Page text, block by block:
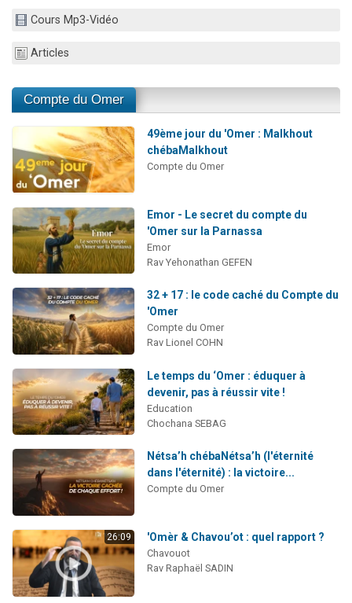
6 personnes viennent de nous rejoindre sur WhatsApp
Cours Mp3-Vidéo
Articles
Compte du Omer
49ème jour du 'Omer : Malkhout
chébaMalkhout
Compte du Omer
Emor - Le secret du compte du
'Omer sur la Parnassa
Emor
Rav Yehonathan GEFEN
32 + 17 : le code caché du Compte du
'Omer
Compte du Omer
Rav Lionel COHN
Le temps du ‘Omer : éduquer à
devenir, pas à réussir vite !
Education
Chochana SEBAG
Nétsa’h chébaNétsa’h (l'éternité
dans l'éternité) : la victoire...
Compte du Omer
26:09 'Omèr & Chavou’ot : quel rapport ?
Chavouot
Rav Raphaël SADIN